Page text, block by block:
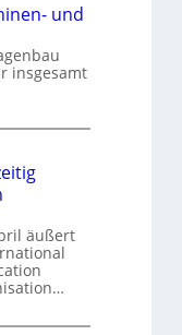
und
insgesamt
äußert